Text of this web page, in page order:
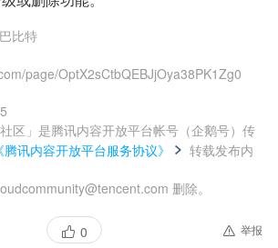
比特
page/OptX2sCtbQEBJjOya38PK1Zg0
区」是腾讯内容开放平台帐号（企鹅号）传
《腾讯内容开放平台服务协议》
转载发布内
删除。
0 举报